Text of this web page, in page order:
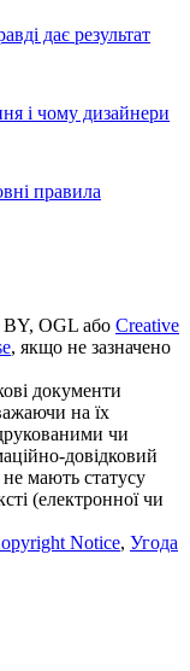
дає результат
і чому дизайнери
правила
BY, OGL або Creative
, якщо не зазначено
документи
на їх
чи
довідковий
не мають статусу
(електронної чи
Notice, Угода